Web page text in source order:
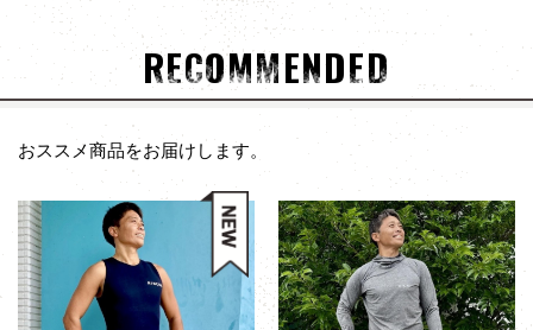
RECOMMENDED
おススメ商品をお届けします。